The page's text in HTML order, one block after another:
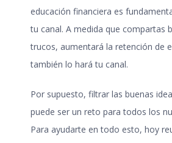
educación financiera es
tu canal. A medida que compartas
trucos, aumentará la retención de
también lo hará tu canal.
Por supuesto, filtrar las buenas
puede ser un reto para todos los
Para ayudarte en todo esto, hoy